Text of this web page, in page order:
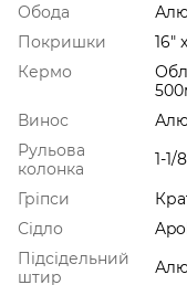
Обода
Покришки
16"
Кермо
Винос
Рульова
колонка
1-
Гріпси
Сідло
Підсідельний
штир